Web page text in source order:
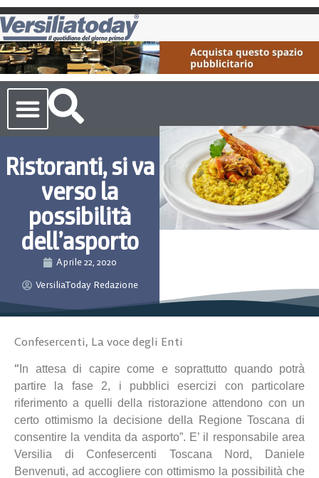
Ristoranti, si va
verso la
possibilità
dell’asporto
Aprile 22, 2020
VersiliaToday Redazione
Confesercenti, La voce degli Enti
“ In attesa di capire come e soprattutto quando potrà
partire la fase 2, i pubblici esercizi con particolare
riferimento a quelli della ristorazione attendono con un
certo ottimismo la decisione della Regione Toscana di
consentire la vendita da asporto”. E’ il responsabile area
Versilia di Confesercenti Toscana Nord, Daniele
Benvenuti, ad accogliere con ottimismo la possibilità che